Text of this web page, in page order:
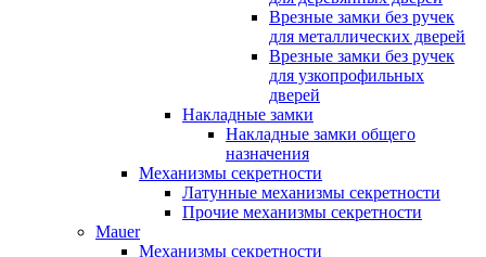
Врезные замки без ручек
для металлических дверей
Врезные замки без ручек
для узкопрофильных
дверей
Накладные замки
Накладные замки общего
назначения
Механизмы секретности
Латунные механизмы секретности
Прочие механизмы секретности
Mauer
Механизмы секретности